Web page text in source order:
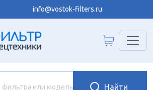
info@vostok-filters.ru